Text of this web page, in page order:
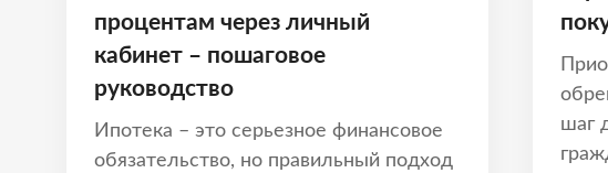
процентам через личный
кабинет – пошаговое
руководство
Ипотека – это серьезное финансовое
обязательство, но правильный подход
шаг